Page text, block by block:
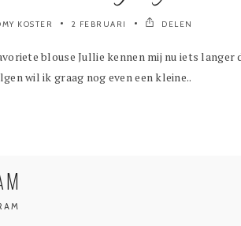
KOSTER 2 FEBRUARI DELEN
blouse Jullie kennen mij nu iets langer
wil ik graag nog even een kleine..